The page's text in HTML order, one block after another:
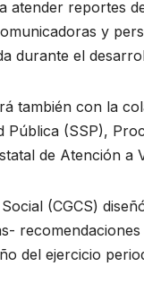
atender reportes
y
durante el
también con la
(SSP),
de Atención a
(CGCS)
del ejercicio